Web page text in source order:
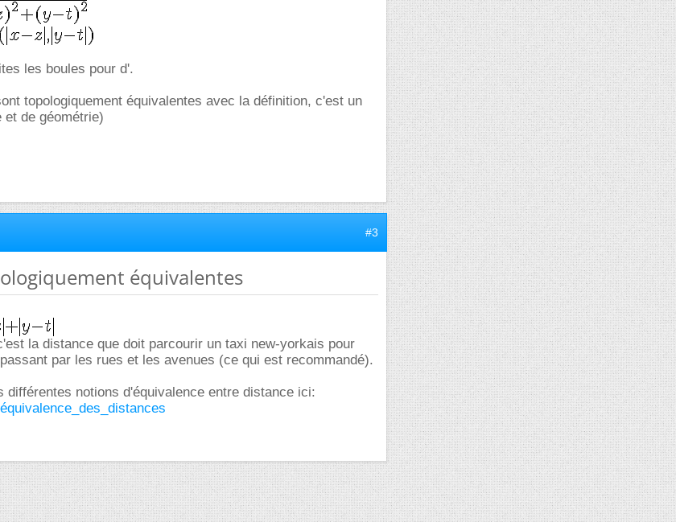
les boules pour d'.
topologiquement équivalentes avec la définition, c'est un
et de géométrie)
#3
équivalentes
la distance que doit parcourir un taxi new-yorkais pour
par les rues et les avenues (ce qui est recommandé).
différentes notions d'équivalence entre distance ici: